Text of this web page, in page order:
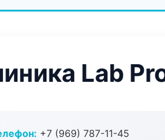
Lab
+7 (969) 787-11-45